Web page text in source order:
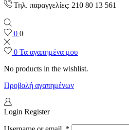
Τηλ. παραγγελίες: 210 80 13 561
0 0
0 Τα αγαπημένα μου
No products in the wishlist.
Προβολή αγαπημένων
Login Register